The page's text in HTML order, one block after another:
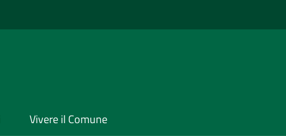
Vivere il Comune